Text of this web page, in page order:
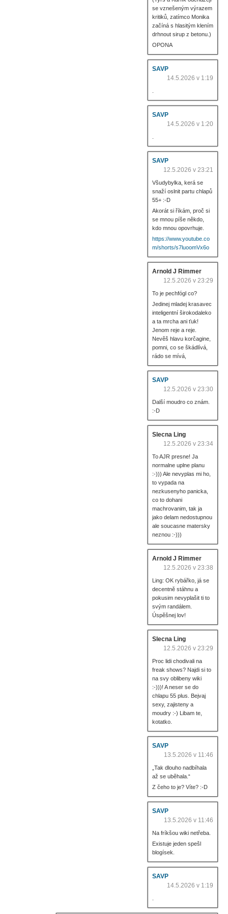
se vznešeným výrazem
kritiků, zatímco Monika
začíná s hlasitým klením
drhnout sirup z betonu.)
OPONA
SAVP
14.5.2026 v 1:19
SAVP
14.5.2026 v 1:20
SAVP
12.5.2026 v 23:21
Všudybylka, kerá se
snaží oslnit partu chlapů
55+ :-D
Akorát si říkám, proč si
se mnou píše někdo,
kdo mnou opovrhuje.
https://www.youtube.co
m/shorts/s7luoomVx6o
Arnold J Rimmer
12.5.2026 v 23:29
To je pechfógl co?
Jedinej mladej krasavec
inteligentní širokodaleko
a ta mrcha ani ťuk!
Jenom reje a reje.
Nevěš hlavu korčagine,
pomni, co se škádlívá,
rádo se mívá,
SAVP
12.5.2026 v 23:30
Další moudro co znám.
:-D
Slecna Ling
12.5.2026 v 23:34
To AJR presne! Ja
normalne uplne planu
:-))) Ale nevyplas mi ho,
to vypada na
nezkusenyho panicka,
co to dohani
machrovanim, tak ja
jako delam nedostupnou
ale soucasne matersky
neznou :-)))
Arnold J Rimmer
12.5.2026 v 23:38
Ling: OK rybářko, já se
decentně stáhnu a
pokusim nevyplašit ti to
svým randálem.
Úspěšnej lov!
Slecna Ling
12.5.2026 v 23:29
Proc lidi chodivali na
freak shows? Najdi si to
na svy oblibeny wiki
:-)))! A neser se do
chlapu 55 plus. Bejvaj
sexy, zajisteny a
moudry :-) Libam te,
kotatko.
SAVP
13.5.2026 v 11:46
„Tak dlouho nadbíhala
až se uběhala.“
Z čeho to je? Víte? :-D
SAVP
13.5.2026 v 11:46
Na fríkšou wiki netřeba.
Existuje jeden spešl
blogísek.
SAVP
14.5.2026 v 1:19